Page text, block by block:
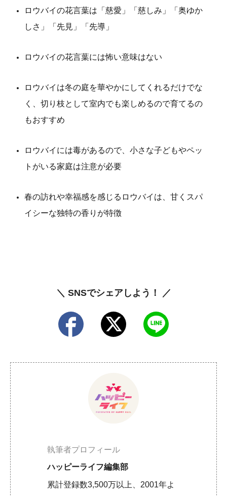
ロウバイの花言葉は「慈愛」「慈しみ」「奥ゆか
しさ」「先見」「先導」
ロウバイの花言葉には怖い意味はない
ロウバイは冬の庭を華やかにしてくれるだけでな
く、切り枝として室内でも楽しめるので育てるの
もおすすめ
ロウバイには毒があるので、小さな子どもやペッ
トがいる家庭は注意が必要
春の訪れや幸福感を感じるロウバイは、甘くスパ
イシーな独特の香りが特徴
＼ SNSでシェアしよう！ ／
執筆者プロフィール
ハッピーライフ編集部
累計登録数3,500万以上、2001年よ